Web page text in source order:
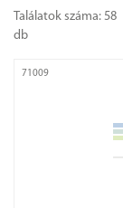
Találatok száma: 58
db
71009